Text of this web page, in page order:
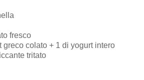
fresco
greco colato + 1 di yogurt intero
tritato